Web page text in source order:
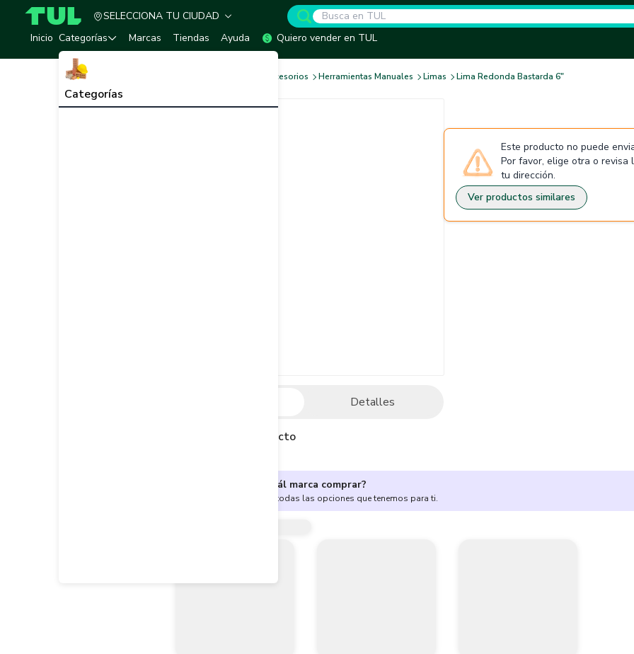
TUL - Tu Marketplace de Construcción
SELECCIONA TU CIUDAD
Inicio Categorías
Categorías
Marcas Tiendas Ayuda Quiero vender en TUL
Herramientas, Equipos y Accesorios Herramientas Manuales Limas Lima Redonda Bastarda 6"
Detalles
Descripción del producto
Este producto no puede
Por favor, elige otra o revisa
tu dirección.
Ver productos similares
¿No sabes cuál marca comprar?
Encuentra aquí todas las opciones que tenemos para ti.